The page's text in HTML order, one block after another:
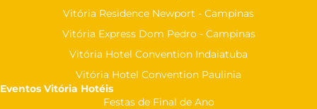
Vitória Residence Newport - Campinas
Vitória Express Dom Pedro - Campinas
Vitória Hotel Convention Indaiatuba
Vitória Hotel Convention Paulinia
Eventos Vitória Hotéis
Festas de Final de Ano